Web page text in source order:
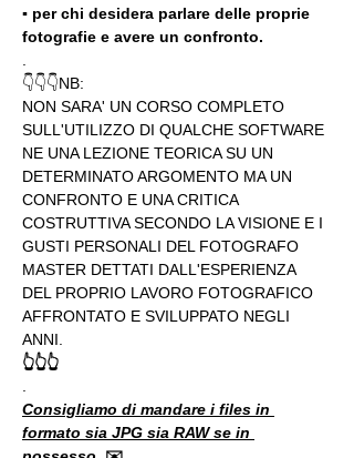
▪️ per chi desidera parlare delle proprie
fotografie e avere un confronto.
👇👇👇NB:
NON SARA' UN CORSO COMPLETO
SULL'UTILIZZO DI QUALCHE SOFTWARE
NE UNA LEZIONE TEORICA SU UN
DETERMINATO ARGOMENTO MA UN
CONFRONTO E UNA CRITICA
COSTRUTTIVA SECONDO LA VISIONE E I
GUSTI PERSONALI DEL FOTOGRAFO
MASTER DETTATI DALL'ESPERIENZA
DEL PROPRIO LAVORO FOTOGRAFICO
AFFRONTATO E SVILUPPATO NEGLI
ANNI.
👆👆👆
Consigliamo di mandare i files in
formato sia JPG sia RAW se in